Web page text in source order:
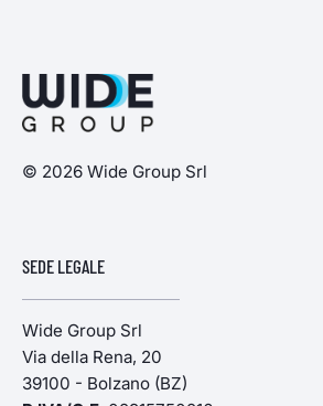
© 2026 Wide Group Srl
SEDE LEGALE
Wide Group Srl
Via della Rena, 20
39100 - Bolzano (BZ)